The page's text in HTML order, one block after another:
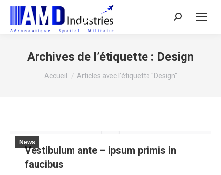
Search:
Archives de l’étiquette : Design
Vous êtes ici :
Accueil Articles avec l’étiquette "Design"
News
Vestibulum ante – ipsum primis in
faucibus